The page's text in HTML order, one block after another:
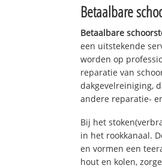
Betaalbare
Betaalbare
een uitstekende
worden op
reparatie van
dakgevelreiniging,
andere reparatie-
Bij het
in het rookkanaal.
en vormen een
hout en kolen,